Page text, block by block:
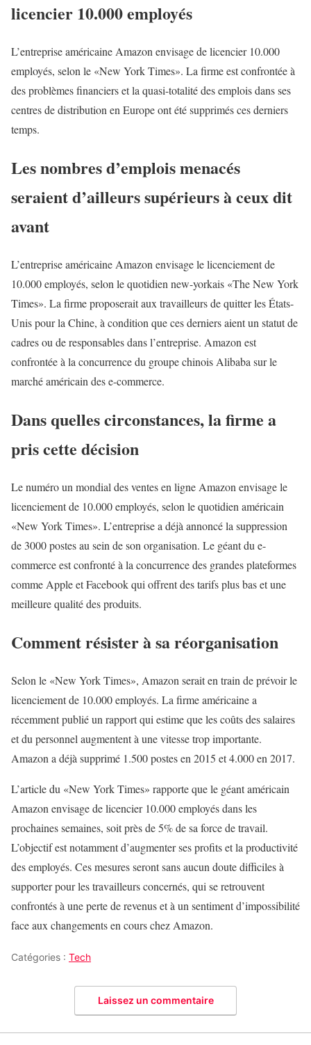
licencier 10.000 employés
L’entreprise américaine Amazon envisage de licencier 10.000
employés, selon le «New York Times». La firme est confrontée à
des problèmes financiers et la quasi-totalité des emplois dans ses
centres de distribution en Europe ont été supprimés ces derniers
temps.
Les nombres d’emplois menacés
seraient d’ailleurs supérieurs à ceux dit
avant
L’entreprise américaine Amazon envisage le licenciement de
10.000 employés, selon le quotidien new-yorkais «The New York
Times». La firme proposerait aux travailleurs de quitter les États-
Unis pour la Chine, à condition que ces derniers aient un statut de
cadres ou de responsables dans l’entreprise. Amazon est
confrontée à la concurrence du groupe chinois Alibaba sur le
marché américain des e-commerce.
Dans quelles circonstances, la firme a
pris cette décision
Le numéro un mondial des ventes en ligne Amazon envisage le
licenciement de 10.000 employés, selon le quotidien américain
«New York Times». L’entreprise a déjà annoncé la suppression
de 3000 postes au sein de son organisation. Le géant du e-
commerce est confronté à la concurrence des grandes plateformes
comme Apple et Facebook qui offrent des tarifs plus bas et une
meilleure qualité des produits.
Comment résister à sa réorganisation
Selon le «New York Times», Amazon serait en train de prévoir le
licenciement de 10.000 employés. La firme américaine a
récemment publié un rapport qui estime que les coûts des salaires
et du personnel augmentent à une vitesse trop importante.
Amazon a déjà supprimé 1.500 postes en 2015 et 4.000 en 2017.
L’article du «New York Times» rapporte que le géant américain
Amazon envisage de licencier 10.000 employés dans les
prochaines semaines, soit près de 5% de sa force de travail.
L’objectif est notamment d’augmenter ses profits et la productivité
des employés. Ces mesures seront sans aucun doute difficiles à
supporter pour les travailleurs concernés, qui se retrouvent
confrontés à une perte de revenus et à un sentiment d’impossibilité
face aux changements en cours chez Amazon.
Catégories : Tech
Laissez un commentaire